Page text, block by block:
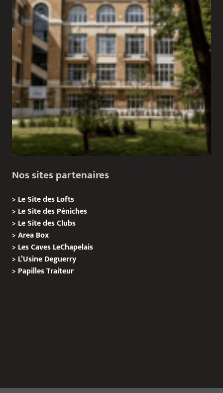
Nos sites partenaires
> Le Site des Lofts
> Le Site des Péniches
> Le Site des Clubs
>Area Box
> Les Caves LeChapelais
> L’Usine Deguerry
> PapillesTraiteur